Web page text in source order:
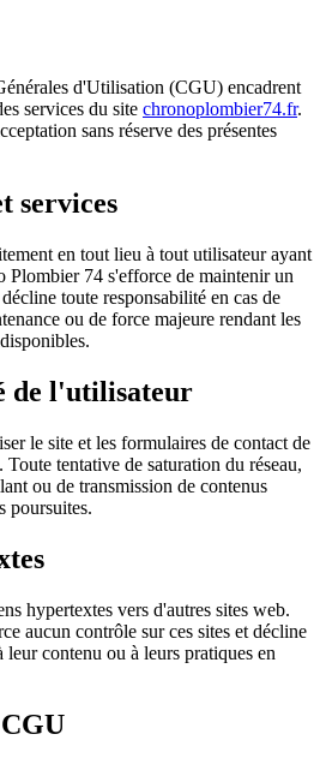
d'Utilisation (CGU) encadrent
services du site chronoplombier74.fr.
sans réserve des présentes
services
en tout lieu à tout utilisateur ayant
Plombier 74 s'efforce de maintenir un
toute responsabilité en cas de
ou de force majeure rendant les
de l'utilisateur
le site et les formulaires de contact de
tentative de saturation du réseau,
ou de transmission de contenus
poursuites.
hypertextes vers d'autres sites web.
aucun contrôle sur ces sites et décline
leur contenu ou à leurs pratiques en